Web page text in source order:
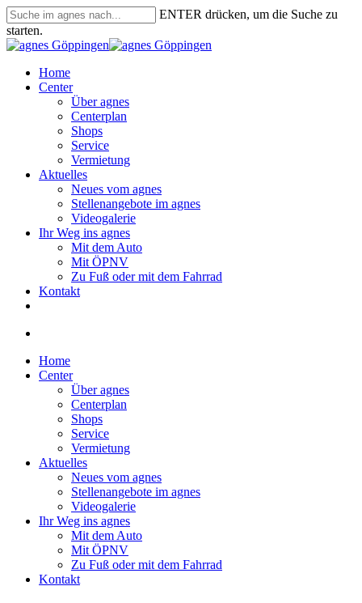
Skip
to
main
content
ENTER drücken, um die Suche zu
starten.
Close
search
Menu
Home
Center
Über agnes
Centerplan
Shops
Service
Vermietung
Aktuelles
Neues vom agnes
Stellenangebote im agnes
Videogalerie
Ihr Weg ins agnes
Mit dem Auto
Mit ÖPNV
Zu Fuß oder mit dem Fahrrad
Kontakt
Home
Center
Über agnes
Centerplan
Shops
Service
Vermietung
Aktuelles
Neues vom agnes
Stellenangebote im agnes
Videogalerie
Ihr Weg ins agnes
Mit dem Auto
Mit ÖPNV
Zu Fuß oder mit dem Fahrrad
Kontakt